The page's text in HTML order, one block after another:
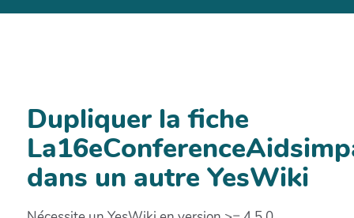
Dupliquer la fiche
dans un autre YesWiki